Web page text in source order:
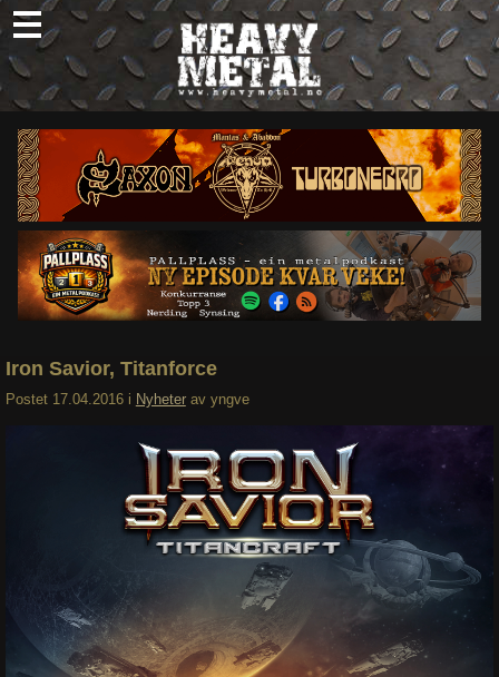
Skip
to
content
Nyheter
Omtaler
Intervjuer
Om oss
Abonner
Søk
Iron Savior, Titanforce
Postet 17.04.2016 i Nyheter av yngve